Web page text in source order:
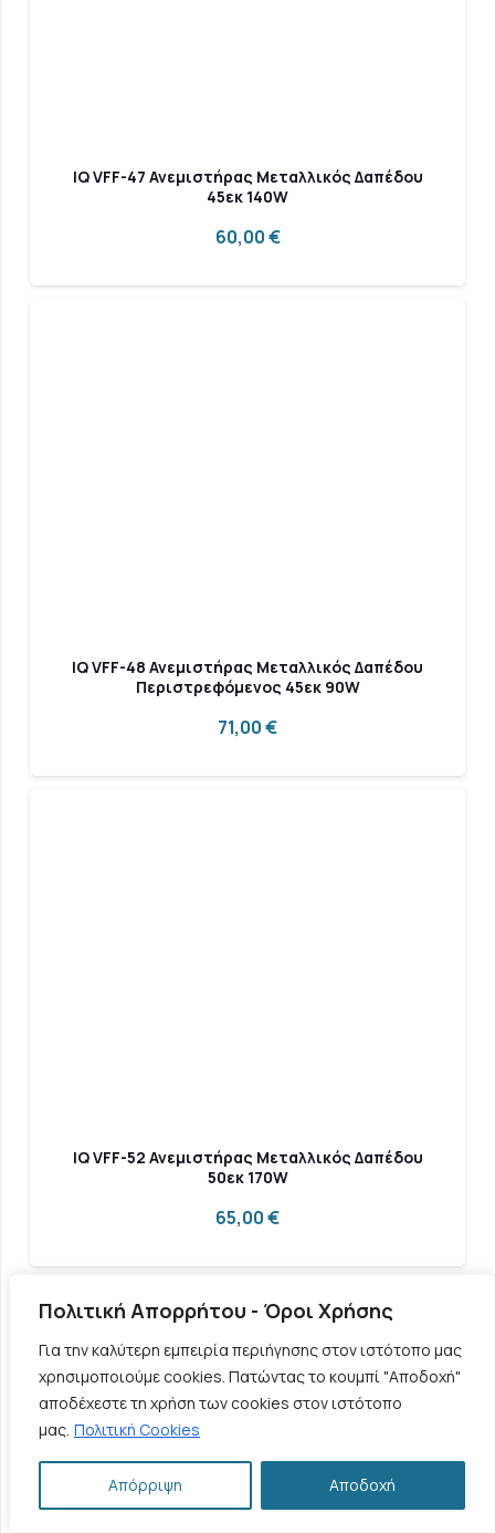
Πολιτική Απορρήτου - Όροι Χρήσης
Για την καλύτερη εμπειρία περιήγησης στον ιστότοπο μας
χρησιμοποιούμε cookies. Πατώντας το κουμπί "Αποδοχή"
αποδέχεστε τη χρήση των cookies στον ιστότοπο
μας. Πολιτική Cookies
Απόρριψη Αποδοχή
IQ VFF-47 Ανεμιστήρας Μεταλλικός Δαπέδου
45εκ 140W
60,00€
IQ VFF-48 Ανεμιστήρας Μεταλλικός Δαπέδου
Περιστρεφόμενος 45εκ 90W
71,00€
IQ VFF-52 Ανεμιστήρας Μεταλλικός Δαπέδου
50εκ 170W
65,00€